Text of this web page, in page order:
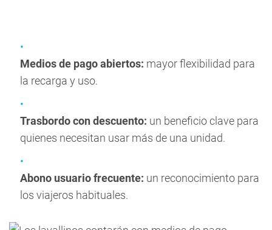
Medios de pago abiertos: mayor flexibilidad para
la recarga y uso.
Trasbordo con descuento: un beneficio clave para
quienes necesitan usar más de una unidad.
Abono usuario frecuente: un reconocimiento para
los viajeros habituales.